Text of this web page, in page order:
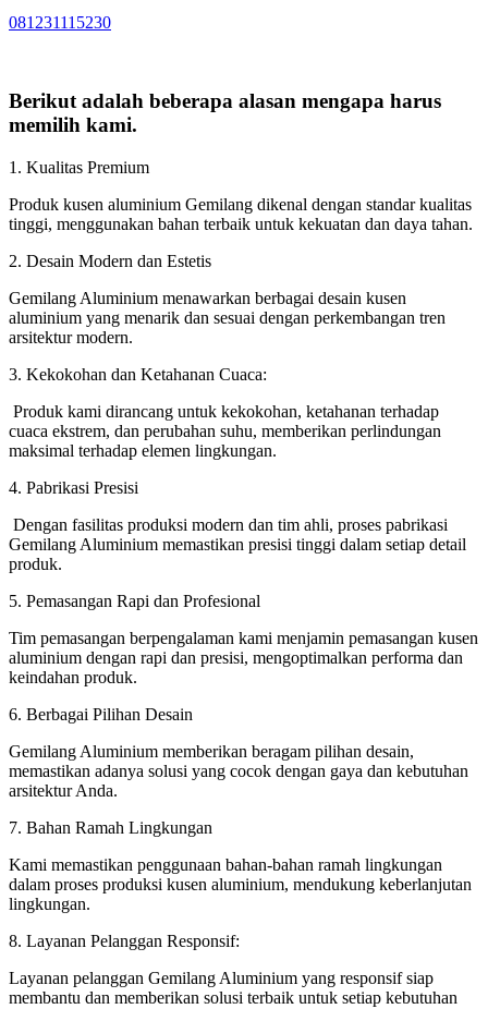
081231115230
Berikut adalah beberapa alasan mengapa harus
memilih kami.
1. Kualitas Premium
Produk kusen aluminium Gemilang dikenal dengan standar kualitas
tinggi, menggunakan bahan terbaik untuk kekuatan dan daya tahan.
2. Desain Modern dan Estetis
Gemilang Aluminium menawarkan berbagai desain kusen
aluminium yang menarik dan sesuai dengan perkembangan tren
arsitektur modern.
3. Kekokohan dan Ketahanan Cuaca:
Produk kami dirancang untuk kekokohan, ketahanan terhadap
cuaca ekstrem, dan perubahan suhu, memberikan perlindungan
maksimal terhadap elemen lingkungan.
4. Pabrikasi Presisi
Dengan fasilitas produksi modern dan tim ahli, proses pabrikasi
Gemilang Aluminium memastikan presisi tinggi dalam setiap detail
produk.
5. Pemasangan Rapi dan Profesional
Tim pemasangan berpengalaman kami menjamin pemasangan kusen
aluminium dengan rapi dan presisi, mengoptimalkan performa dan
keindahan produk.
6. Berbagai Pilihan Desain
Gemilang Aluminium memberikan beragam pilihan desain,
memastikan adanya solusi yang cocok dengan gaya dan kebutuhan
arsitektur Anda.
7. Bahan Ramah Lingkungan
Kami memastikan penggunaan bahan-bahan ramah lingkungan
dalam proses produksi kusen aluminium, mendukung keberlanjutan
lingkungan.
8. Layanan Pelanggan Responsif:
Layanan pelanggan Gemilang Aluminium yang responsif siap
membantu dan memberikan solusi terbaik untuk setiap kebutuhan